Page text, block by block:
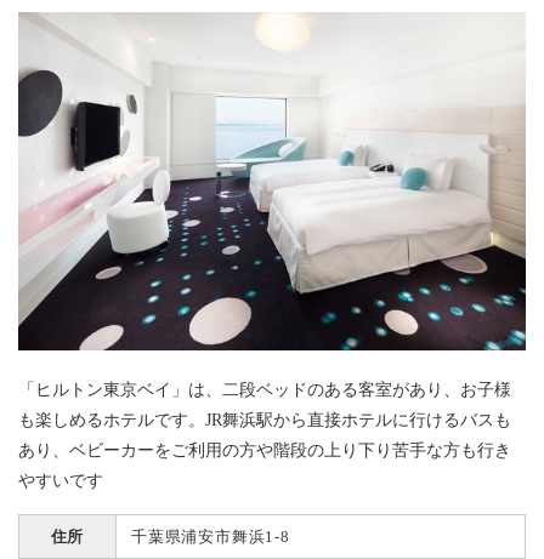
「ヒルトン東京ベイ」は、二段ベッドのある客室があり、お子様
も楽しめるホテルです。JR舞浜駅から直接ホテルに行けるバスも
あり、ベビーカーをご利用の方や階段の上り下り苦手な方も行き
やすいです
住所 千葉県浦安市舞浜1-8